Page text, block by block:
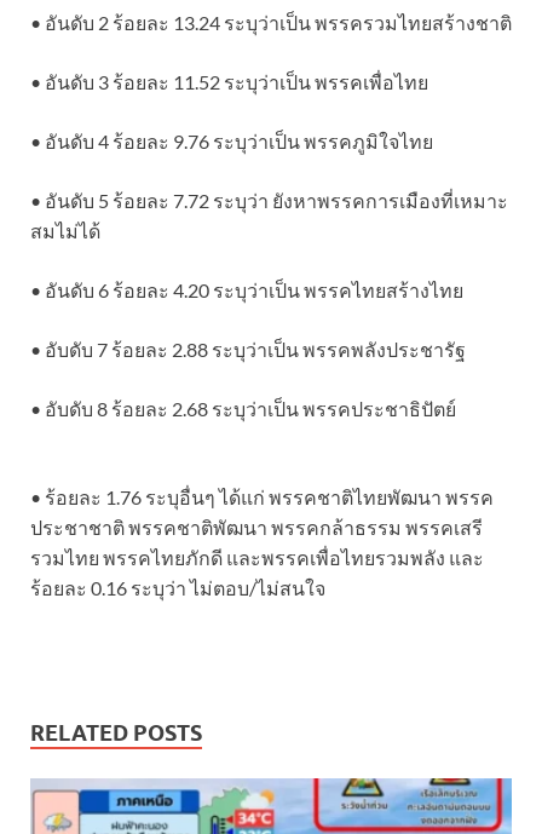
• อันดับ 2 ร้อยละ 13.24 ระบุว่าเป็น พรรครวมไทยสร้างชาติ
• อันดับ 3 ร้อยละ 11.52 ระบุว่าเป็น พรรคเพื่อไทย
• อันดับ 4 ร้อยละ 9.76 ระบุว่าเป็น พรรคภูมิใจไทย
• อันดับ 5 ร้อยละ 7.72 ระบุว่า ยังหาพรรคการเมืองที่เหมาะ
สมไม่ได้
• อันดับ 6 ร้อยละ 4.20 ระบุว่าเป็น พรรคไทยสร้างไทย
• อับดับ 7 ร้อยละ 2.88 ระบุว่าเป็น พรรคพลังประชารัฐ
• อับดับ 8 ร้อยละ 2.68 ระบุว่าเป็น พรรคประชาธิปัตย์
• ร้อยละ 1.76 ระบุอื่นๆ ได้แก่ พรรคชาติไทยพัฒนา พรรค
ประชาชาติ พรรคชาติพัฒนา พรรคกล้าธรรม พรรคเสรี
รวมไทย พรรคไทยภักดี และพรรคเพื่อไทยรวมพลัง และ
ร้อยละ 0.16 ระบุว่า ไม่ตอบ/ไม่สนใจ
RELATED POSTS